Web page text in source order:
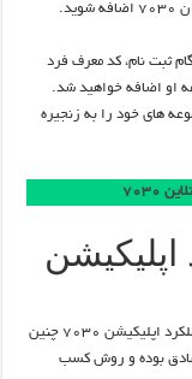
ثبت نام، کد معرف فرد
او اضافه خواهید شد.
های خود را به زنجیره
۷۰۳۰
با توجه به نظرات بی شمار کاربران مختلف در رابطه با عملکرد اپلیکیشن ۷۰۳۰ چنین
صادق بوده و روش کسب